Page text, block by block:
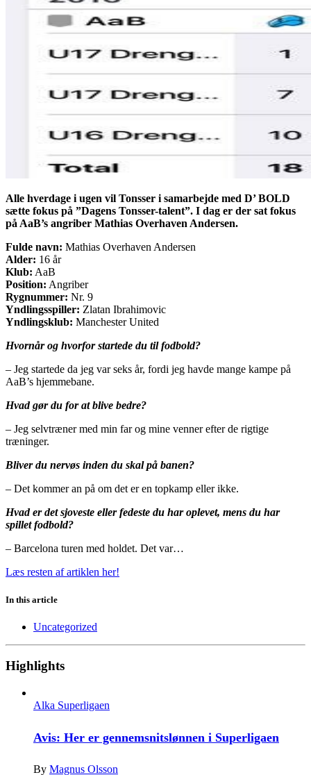
Alle hverdage i ugen vil Tonsser i samarbejde med D’ BOLD
sætte fokus på ”Dagens Tonsser-talent”. I dag er der sat fokus
på AaB’s angriber Mathias Overhaven Andersen.
Fulde navn: Mathias Overhaven Andersen
Alder: 16 år
Klub: AaB
Position: Angriber
Rygnummer: Nr. 9
Yndlingsspiller: Zlatan Ibrahimovic
Yndlingsklub: Manchester United
Hvornår og hvorfor startede du til fodbold?
– Jeg startede da jeg var seks år, fordi jeg havde mange kampe på
AaB’s hjemmebane.
Hvad gør du for at blive bedre?
– Jeg selvtræner med min far og mine venner efter de rigtige
træninger.
Bliver du nervøs inden du skal på banen?
– Det kommer an på om det er en topkamp eller ikke.
Hvad er det sjoveste eller fedeste du har oplevet, mens du har
spillet fodbold?
– Barcelona turen med holdet. Det var…
Læs resten af artiklen her!
In this article
Uncategorized
Highlights
Alka Superligaen
Avis: Her er gennemsnitslønnen i Superligaen
By Magnus Olsson